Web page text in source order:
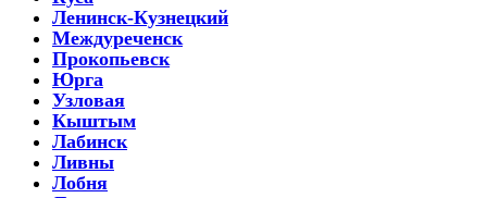
Ленинск-Кузнецкий
Междуреченск
Прокопьевск
Юрга
Узловая
Кыштым
Лабинск
Ливны
Лобня